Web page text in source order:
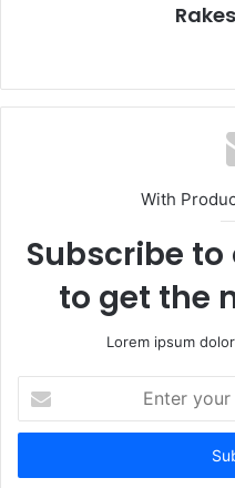
With
Subscribe
to get the
Lorem ipsum
t
r